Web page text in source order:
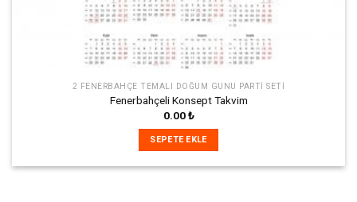
2 FENERBAHÇE TEMALI DOĞUM GÜNÜ PARTI SETI
Fenerbahçeli Konsept Takvim
0.00₺
SEPETE EKLE